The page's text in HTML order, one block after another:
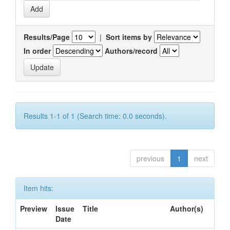
Results/Page | Sort items by
In order
Authors/record
Results 1-1 of 1 (Search time: 0.0 seconds).
previous 1 next
Item hits:
Preview
Issue
Date
Title Author(s)